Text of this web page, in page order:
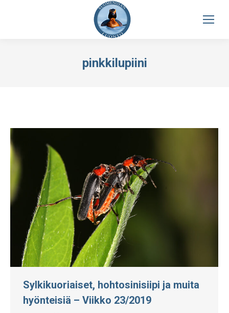
pinkkilupiini
Sylkikuoriaiset, hohtosinisiipi ja muita
hyönteisiä – Viikko 23/2019